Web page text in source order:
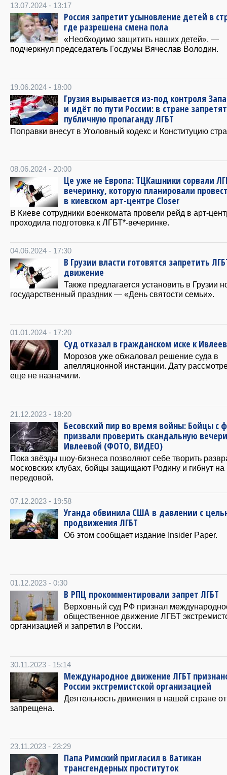
13.07.2024 - 13:17
Россия запретит усыновление детей в
где разрешена смена пола
«Необходимо защитить наших детей», —
подчеркнул председатель Госдумы Вячеслав Володин.
19.06.2024 - 18:00
Грузия вырывается из-под контроля
и идёт по пути России: в стране запретят
публичную пропаганду ЛГБТ
Поправки внесут в Уголовный кодекс и Конституцию
08.06.2024 - 20:00
Це уже не Европа: ТЦКашники сорвали
вечеринку, которую планировали
в киевском арт-центре Closer
В Киеве сотрудники военкомата провели рейд в арт-
проходила подготовка к ЛГБТ*-вечеринке.
04.06.2024 - 17:30
В Грузии власти готовятся запретить
движение
Также предлагается установить в Грузии
государственный праздник — «День святости семьи».
01.01.2024 - 17:20
Суд отказал в гражданском иске к
Морозов уже обжаловал решение суда в
апелляционной инстанции. Дату
еще не назначили.
21.12.2023 - 18:20
Бесовский пир во время войны: Бойцы с
призвали проверить скандальную
Ивлеевой (ФОТО, ВИДЕО)
Пока звёзды шоу-бизнеса позволяют себе творить
московских клубах, бойцы защищают Родину и гибнут на
передовой.
07.12.2023 - 19:58
Уганда обвинила США в давлении с
продвижения ЛГБТ
Об этом сообщает издание Insider Paper.
01.12.2023 - 0:30
В РПЦ прокомментировали запрет ЛГБТ
Верховный суд РФ признал
общественное движение ЛГБТ
организацией и запретил в России.
30.11.2023 - 15:14
Международное движение ЛГБТ
России экстремистской организацией
Деятельность движения в нашей стране
запрещена.
23.11.2023 - 23:29
Папа Римский пригласил в Ватикан
трансгендерных проституток